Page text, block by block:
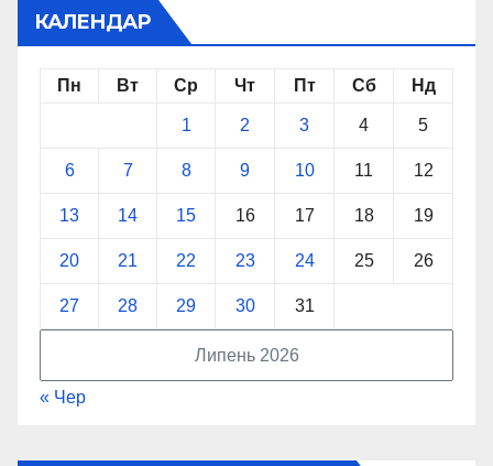
КАЛЕНДАР
Липень 2026
Пн Вт Ср Чт Пт Сб Нд
1 2 3 4 5
6 7 8 9 10 11 12
13 14 15 16 17 18 19
20 21 22 23 24 25 26
27 28 29 30 31
« Чер